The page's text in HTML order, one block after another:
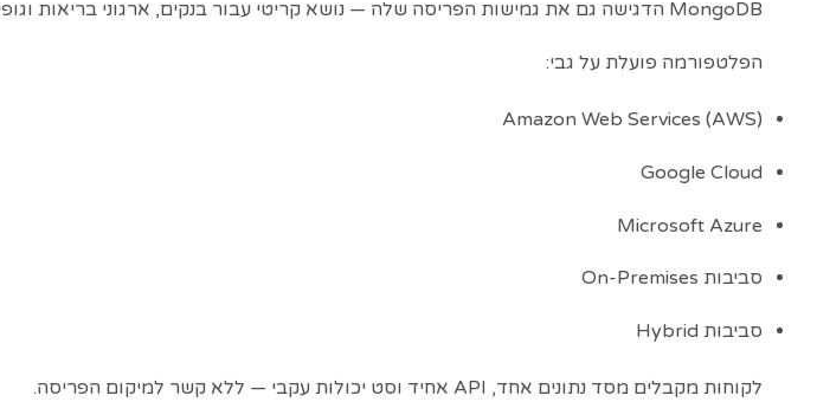
MongoDB הדגישה גם את גמישות הפריסה שלה — נושא קריטי עבור בנקים, ארגוני בריאות וגופים ממשלתיים, שבהם דרישות רגולציה ומיקום נתונים הן חלק בלתי נפרד מהמערכת.
הפלטפורמה פועלת על גבי:
Amazon Web Services (AWS)
Google Cloud
Microsoft Azure
סביבות On-Premises
סביבות Hybrid
לקוחות מקבלים מסד נתונים אחד, API אחיד וסט יכולות עקבי — ללא קשר למיקום הפריסה.